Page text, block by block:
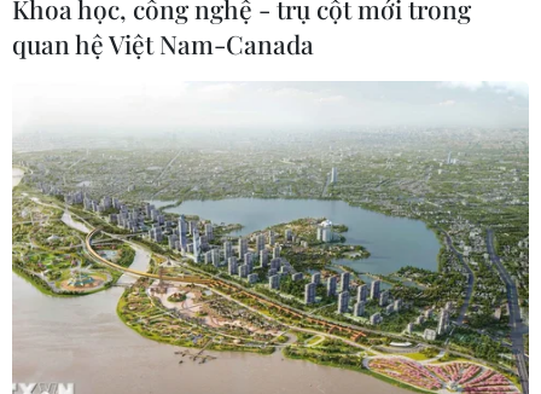
06/08/2019 11:53
Các công việc có tính chất đặc thù như xiếc, thể thao,
nghệ thuật sân khấu, giáo viên mầm non… sẽ có quy
Khoa học, công nghệ - trụ cột mới trong
quan hệ Việt Nam-Canada